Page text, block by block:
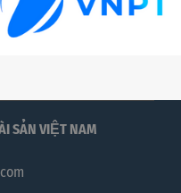
SẢN VIỆT NAM